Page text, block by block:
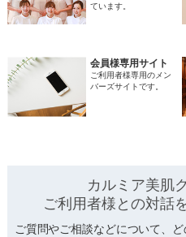
ています。
会員様専用サイト
ご利用者様専用のメン
バーズサイトです。
カルミア美肌
ご利用者様との対話
ご質問やご相談などについて、